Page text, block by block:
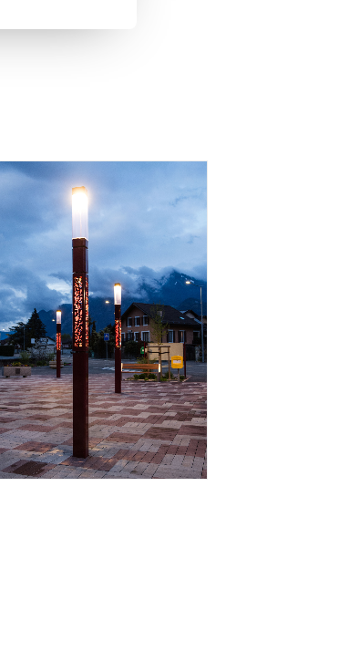
Collombey (Schweiz)